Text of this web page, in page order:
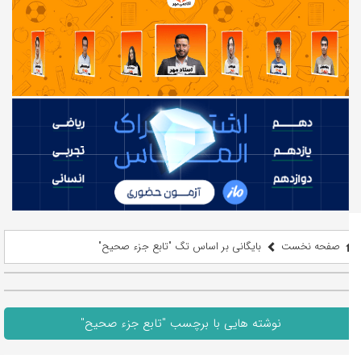
صفحه نخست بایگانی بر اساس تگ "تابع جزء صحیح"
نوشته هایی با برچسب "تابع جزء صحیح"